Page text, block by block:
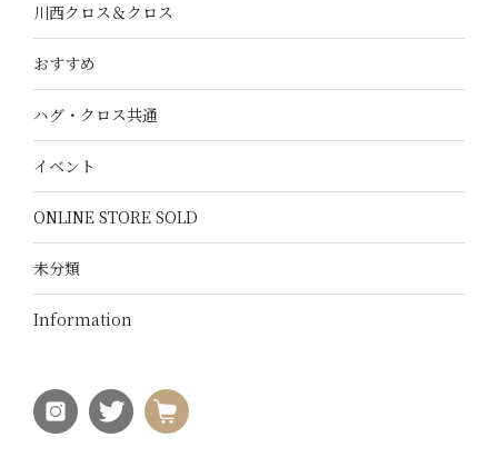
川西クロス＆クロス
おすすめ
ハグ・クロス共通
イベント
ONLINE STORE SOLD
未分類
Information